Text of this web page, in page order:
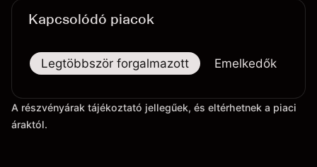
Kapcsolódó piacok
Legtöbbször forgalmazott Emelkedők
A részvényárak tájékoztató jellegűek, és eltérhetnek a piaci
áraktól.